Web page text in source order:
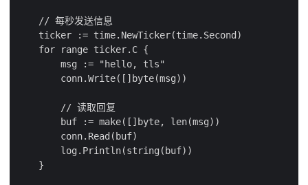
    // 每秒发送信息
    ticker := time.NewTicker(time.Second)
    for range ticker.C {
        msg := "hello, tls"
        conn.Write([]byte(msg))
        // 读取回复
        buf := make([]byte, len(msg))
        conn.Read(buf)
        log.Println(string(buf))
    }